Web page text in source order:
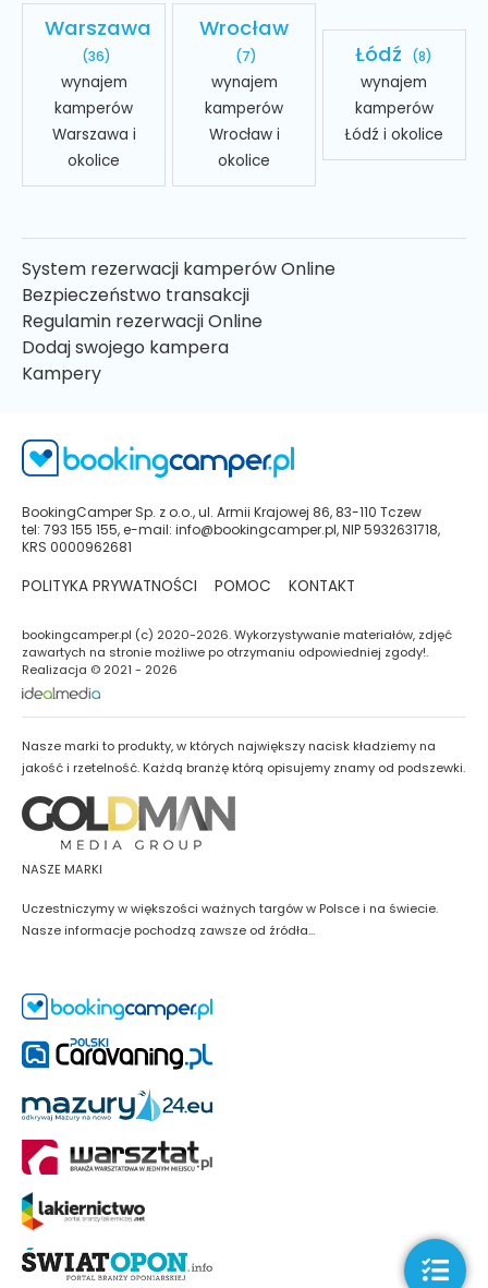
Warszawa
(36)
wynajem
kamperów
Warszawa i
okolice
Wrocław
(7)
wynajem
kamperów
Wrocław i
okolice
Łódź (8)
wynajem
kamperów
Łódź i okolice
System rezerwacji kamperów Online
Bezpieczeństwo transakcji
Regulamin rezerwacji Online
Dodaj swojego kampera
Kampery
BookingCamper Sp. z o.o., ul. Armii Krajowej 86, 83-110 Tczew
tel: 793 155 155, e-mail: info@bookingcamper.pl, NIP 5932631718,
KRS 0000962681
POLITYKA PRYWATNOŚCI POMOC KONTAKT
bookingcamper.pl (c) 2020-2026. Wykorzystywanie materiałów, zdjęć
zawartych na stronie możliwe po otrzymaniu odpowiedniej zgody!.
Realizacja © 2021 - 2026
Nasze marki to produkty, w których największy nacisk kładziemy na
jakość i rzetelność. Każdą branżę którą opisujemy znamy od podszewki.
NASZE MARKI
Uczestniczymy w większości ważnych targów w Polsce i na świecie.
Nasze informacje pochodzą zawsze od źródła...